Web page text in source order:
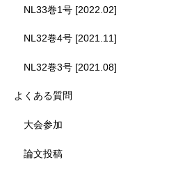
NL33巻1号 [2022.02]
NL32巻4号 [2021.11]
NL32巻3号 [2021.08]
よくある質問
大会参加
論文投稿